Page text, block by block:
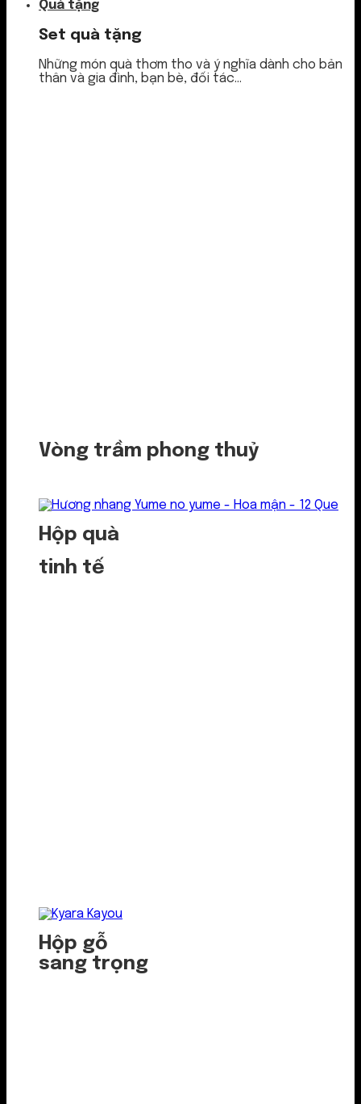
Quà tặng
Set quà tặng
Những món quà thơm tho và ý nghĩa dành cho bản
thân và gia đình, bạn bè, đối tác...
Vòng trầm phong thuỷ
Hộp quà
tinh tế
Hộp gỗ
sang trọng